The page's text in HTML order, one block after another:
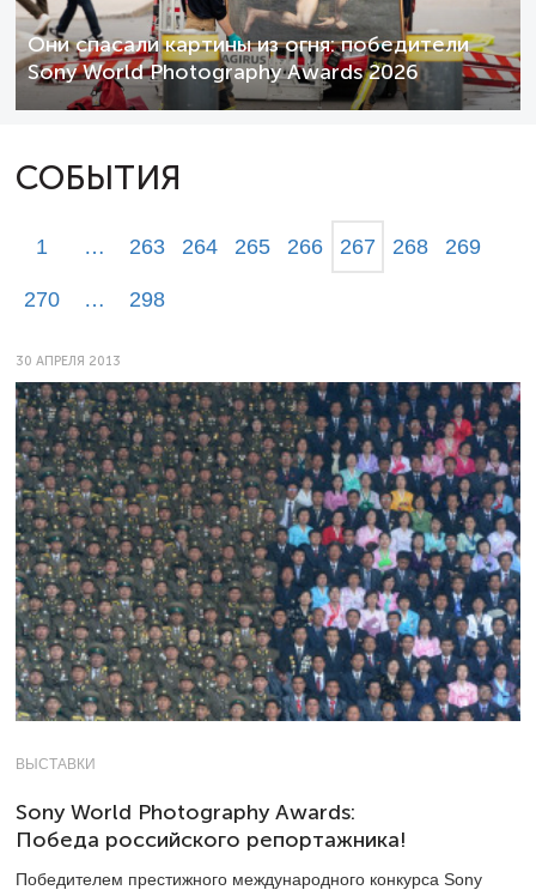
Они спасали картины из огня: победители
Sony World Photography Awards 2026
СОБЫТИЯ
1 … 263 264 265 266 267 268 269
270 … 298
30 АПРЕЛЯ 2013
ВЫСТАВКИ
Sony World Photography Awards:
Победа российского репортажника!
Победителем престижного международного конкурса Sony